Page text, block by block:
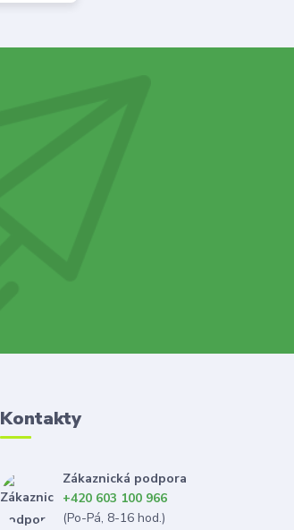
Kontakty
Zákaznická podpora
+420 603 100 966
(Po-Pá, 8-16 hod.)